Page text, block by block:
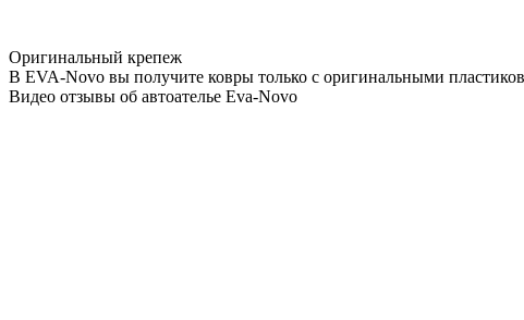
Оригинальный крепеж
В EVA-Novo вы получите ковры только с оригинальными
Видео отзывы об автоателье Eva-Novo